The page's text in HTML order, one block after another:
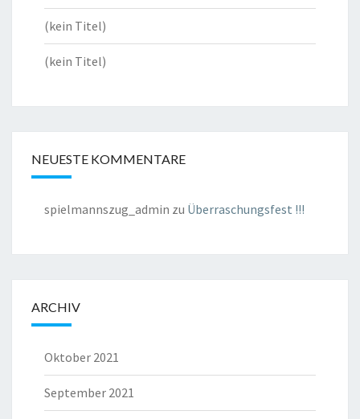
(kein Titel)
(kein Titel)
NEUESTE KOMMENTARE
spielmannszug_admin zu Überraschungsfest !!!
ARCHIV
Oktober 2021
September 2021